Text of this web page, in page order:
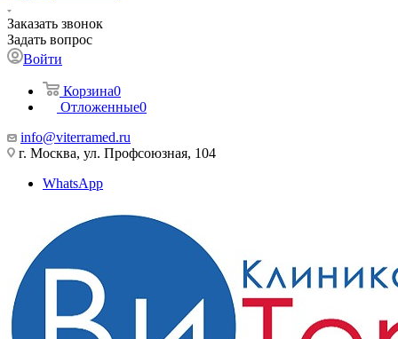
Заказать звонок
Задать вопрос
Войти
Корзина0
Отложенные0
info@viterramed.ru
г. Москва, ул. Профсоюзная, 104
WhatsApp